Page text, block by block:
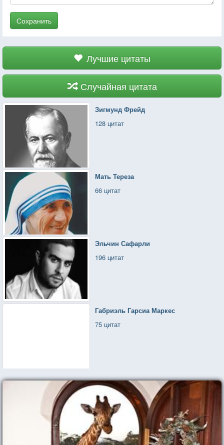
Сохранить
Лучшие цитаты
Случайная цитата
Зигмунд Фрейд
128 цитат
Мать Тереза
66 цитат
Эльчин Сафарли
196 цитат
Габриэль Гарсиа Маркес
75 цитат